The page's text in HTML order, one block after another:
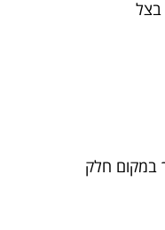
בצל
במקום חלק